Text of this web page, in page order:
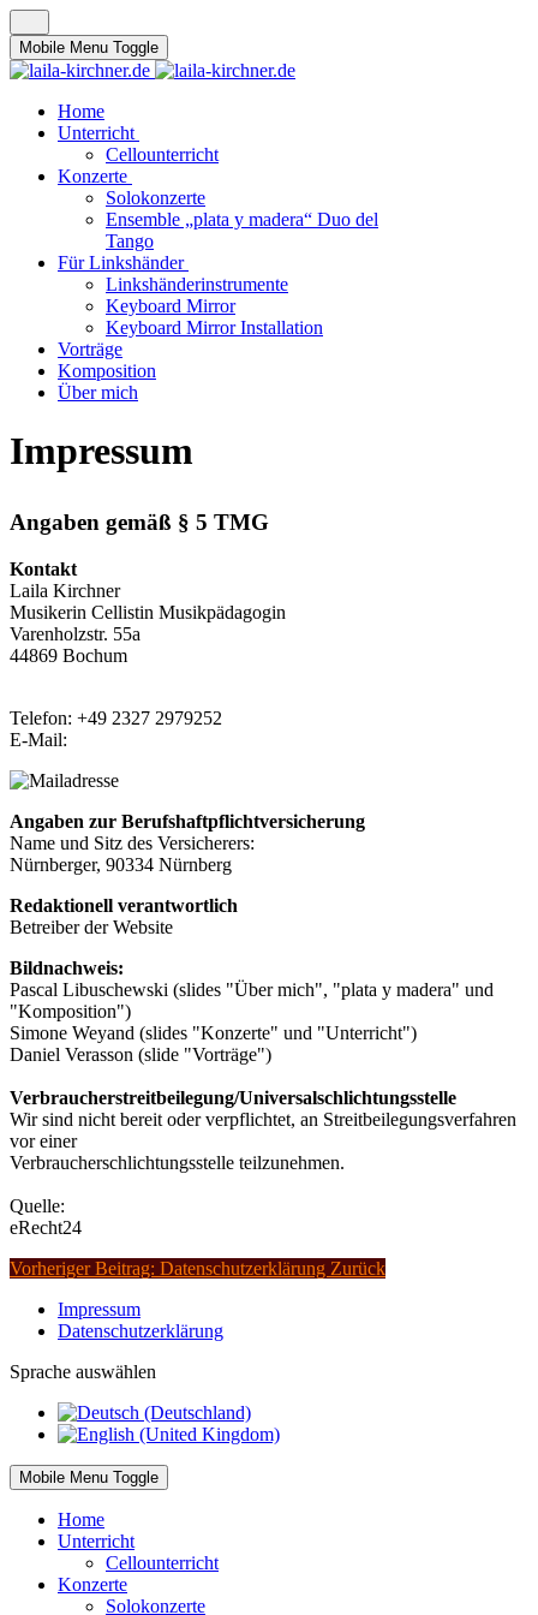
Mobile Menu Toggle
Home
Unterricht
Cellounterricht
Konzerte
Solokonzerte
Ensemble „plata y madera“ Duo del
Tango
Für Linkshänder
Linkshänderinstrumente
Keyboard Mirror
Keyboard Mirror Installation
Vorträge
Komposition
Über mich
Impressum
Angaben gemäß § 5 TMG
Kontakt
Laila Kirchner
Musikerin Cellistin Musikpädagogin
Varenholzstr. 55a
44869 Bochum
Telefon: +49 2327 2979252
E-Mail:
Angaben zur Berufshaftpflichtversicherung
Name und Sitz des Versicherers:
Nürnberger, 90334 Nürnberg
Redaktionell verantwortlich
Betreiber der Website
Bildnachweis:
Pascal Libuschewski (slides "Über mich", "plata y madera" und
"Komposition")
Simone Weyand (slides "Konzerte" und "Unterricht")
Daniel Verasson (slide "Vorträge")
Verbraucherstreitbeilegung/Universalschlichtungsstelle
Wir sind nicht bereit oder verpflichtet, an Streitbeilegungsverfahren
vor einer
Verbraucherschlichtungsstelle teilzunehmen.
Quelle:
eRecht24
Vorheriger Beitrag: Datenschutzerklärung Zurück
Impressum
Datenschutzerklärung
Sprache auswählen
Mobile Menu Toggle
Home
Unterricht
Cellounterricht
Konzerte
Solokonzerte